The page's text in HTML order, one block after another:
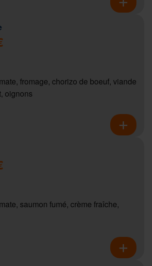
fromage, chorizo de boeuf, viande
oignons
saumon fumé, crème fraîche,